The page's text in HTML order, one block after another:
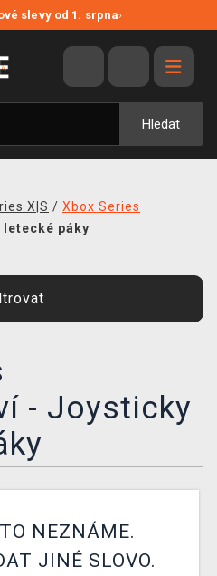
slevy od 1. srpna›
Hledat
X|S / Xbox Series
páky
- Joysticky
NEZNÁME.
JINÉ SLOVO.